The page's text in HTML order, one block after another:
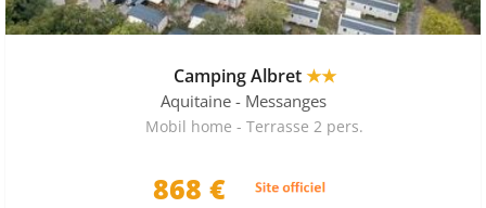
dans les Landes dépend avant tout des attentes et du
style de séjour recherché. Certains privilégient le calme
ambiance plus animée. La localisation, l’environnement
et l’atmosphère générale du camping sont des critères
déterminants pour garantir une expérience réussie et
Camping Albret★★
Aquitaine - Messanges
Mobil home - Terrasse 2 pers.
868 €